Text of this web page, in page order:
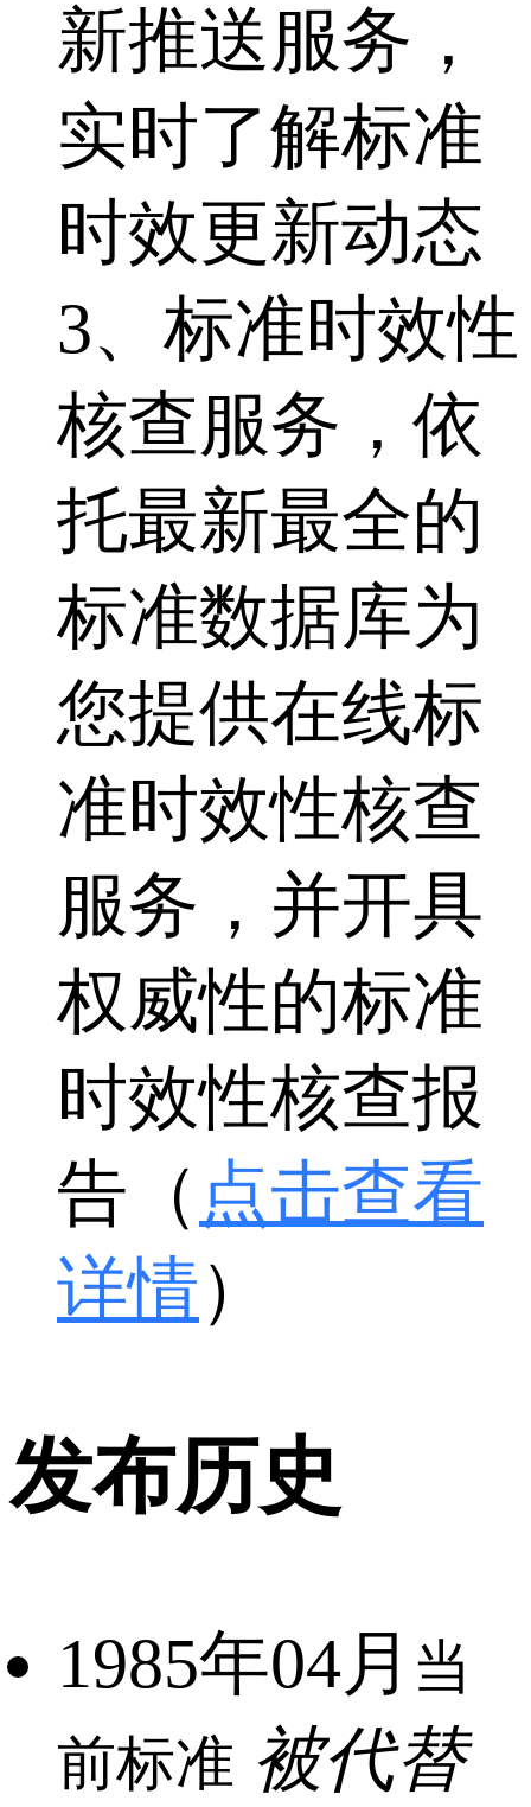
新推送服务，
实时了解标准
时效更新动态
3、标准时效性
核查服务，依
托最新最全的
标准数据库为
您提供在线标
准时效性核查
服务，并开具
权威性的标准
时效性核查报
告（ 点击查看
详情）
发布历史
1985年04月 当
前标准 被代替